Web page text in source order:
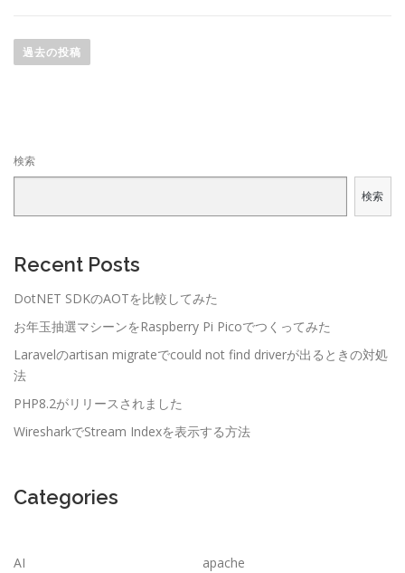
稿
シ
ン
過去の投稿
検索
検索
Recent Posts
DotNET SDKのAOTを比較してみた
お年玉抽選マシーンをRaspberry Pi Picoでつくってみた
Laravelのartisan migrateでcould not find driverが出るときの対処
法
PHP8.2がリリースされました
WiresharkでStream Indexを表示する方法
Categories
AI
apache